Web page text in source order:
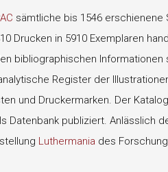
sämtliche bis 1546 erschienene
Drucken in 5910 Exemplaren
bibliographischen Informationen
Register der
und Druckermarken. Der
Datenbank publiziert. Anlässlich
Luthermania des